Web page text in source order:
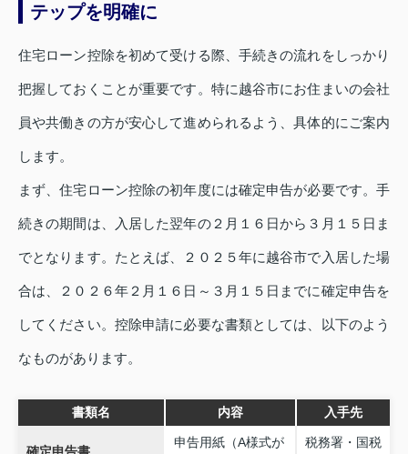
テップを明確に
住宅ローン控除を初めて受ける際、手続きの流れをしっかり
把握しておくことが重要です。特に越谷市にお住まいの会社
員や共働きの方が安心して進められるよう、具体的にご案内
します。
まず、住宅ローン控除の初年度には確定申告が必要です。手
続きの期間は、入居した翌年の２月１６日から３月１５日ま
でとなります。たとえば、２０２５年に越谷市で入居した場
合は、２０２６年２月１６日～３月１５日までに確定申告を
してください。控除申請に必要な書類としては、以下のよう
なものがあります。
書類名 内容 入手先
申告用紙（A様式が 税務署・国税